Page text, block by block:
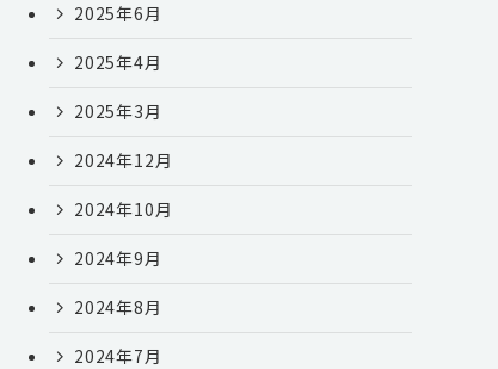
2025年6月
2025年4月
2025年3月
2024年12月
2024年10月
2024年9月
2024年8月
2024年7月